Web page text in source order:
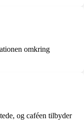
omkring
og caféen tilbyder